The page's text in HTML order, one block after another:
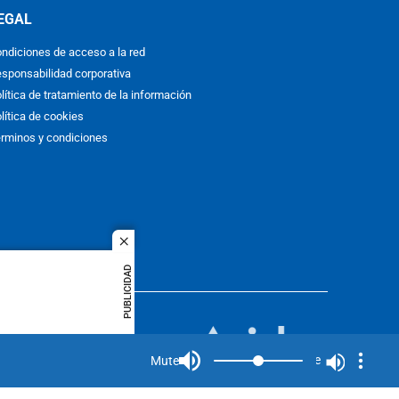
close
PUBLICIDAD
de acceso a la red
corporativa
de tratamiento de la información
de cookies
y condiciones
idioma
Mute Mute